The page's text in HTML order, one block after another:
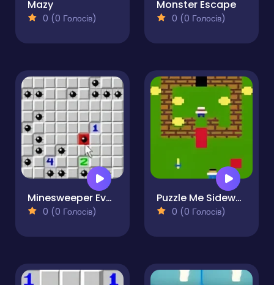
Mazy
0 (0 Голосів)
Monster Escape
0 (0 Голосів)
Minesweeper Evolution
0 (0 Голосів)
Puzzle Me Sideways
0 (0 Голосів)